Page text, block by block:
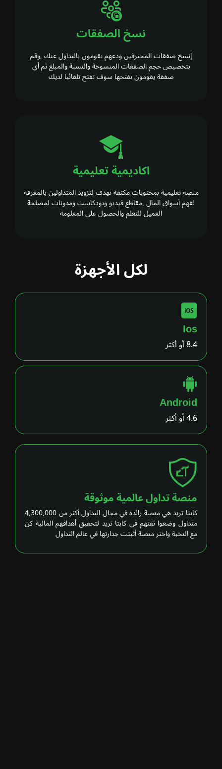
نسخ الصفقات
إنسخ صفقات المحترفين ودعهم يقومون بالتداول عنك ,وقم
بتخصيص حجم الصفقات المنسوخة والنسبة والمبلغ ثم أي
صفقة يقومون بفتحها سوف تفتح تلقائيا لديك
اكاديمية تعليمية
منصة تعليمية بمحتويات مكثفة تهدف لتزويد المتداولين بالمعرفة
لفهم أسواق المال ,مقاطع فيديو وبودكاست ومدونات لمصلحة
العميل للتعلم والحصول على المعلومة
لكل الأجهزة
Ios
8.4 أو أكثر
Android
4.6 أو أكثر
منصة تداول عالمية موثوقة
كابتا تريد هي منصة رائدة في مجال التداول أكثر من 4,300,000
متداول وضعوا ثقتهم في كابتا تريد لتحقيق أهدافهم المالية كن
مع النخبة واختر منصة أثبتت جدارتها في عالم التداول